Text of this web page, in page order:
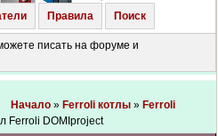
Правила Поиск
писать на форуме и
Начало » Ferroli котлы » Ferroli
Ferroli DOMIproject